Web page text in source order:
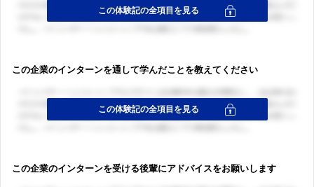
この企業のインターンを通して学んだことを教えてください
この企業のインターンを受ける後輩にアドバイスをお願いします